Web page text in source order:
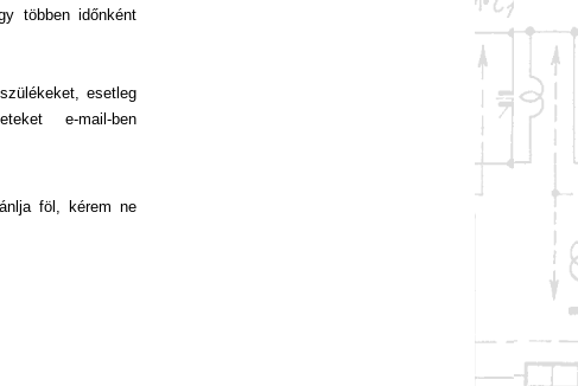
többen időnként
esetleg
e-mail-ben
föl, kérem ne